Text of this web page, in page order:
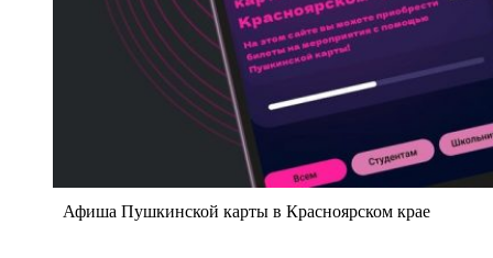
Афиша Пушкинской карты в Красноярском крае